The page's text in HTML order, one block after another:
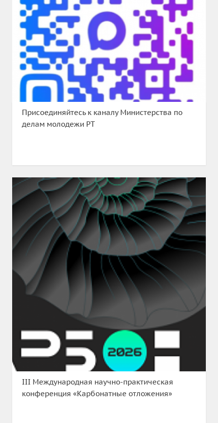
Присоединяйтесь к каналу Министерства по
делам молодежи РТ
III Международная научно-практическая
конференция «Карбонатные отложения»